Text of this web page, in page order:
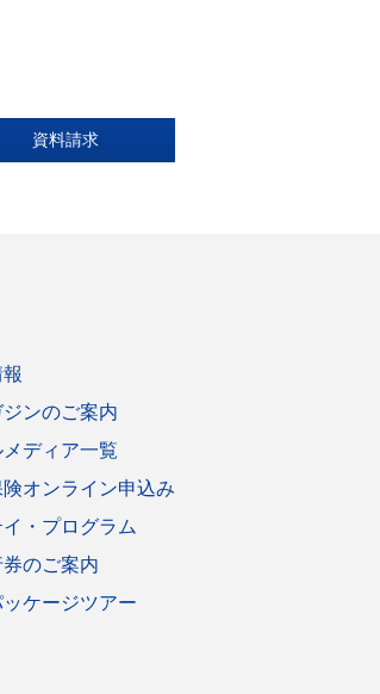
資料請求
ジンのご案内
ディア一覧
オンライン申込み
・プログラム
のご案内
ケージツアー